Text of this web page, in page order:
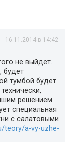
16.11.2014 в 14:42
не выйдет.
будет
тумбой будет
решением.
специальная
с салатовыми
teory/a-vy-uzhe-